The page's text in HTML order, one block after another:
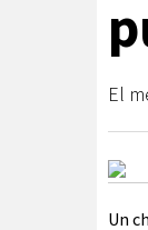
El
Un